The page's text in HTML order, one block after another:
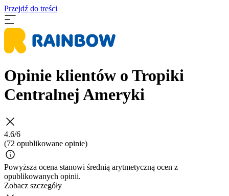
Przejdź do treści
Opinie klientów o Tropiki
Centralnej Ameryki
4.6/6
(72 opublikowane opinie)
Powyższa ocena stanowi średnią arytmetyczną ocen z
opublikowanych opinii.
Zobacz szczegóły